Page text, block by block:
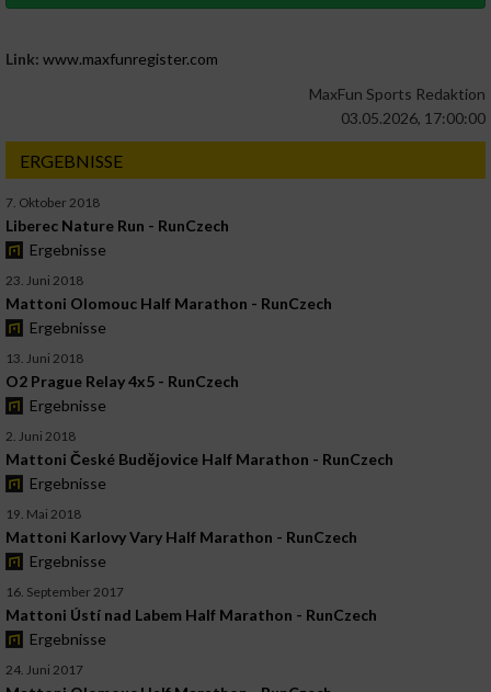
Link: www.maxfunregister.com
MaxFun Sports Redaktion
03.05.2026, 17:00:00
ERGEBNISSE
7. Oktober 2018
Liberec Nature Run - RunCzech
Ergebnisse
23. Juni 2018
Mattoni Olomouc Half Marathon - RunCzech
Ergebnisse
13. Juni 2018
O2 Prague Relay 4x5 - RunCzech
Ergebnisse
2. Juni 2018
Mattoni České Budějovice Half Marathon - RunCzech
Ergebnisse
19. Mai 2018
Mattoni Karlovy Vary Half Marathon - RunCzech
Ergebnisse
16. September 2017
Mattoni Ústí nad Labem Half Marathon - RunCzech
Ergebnisse
24. Juni 2017